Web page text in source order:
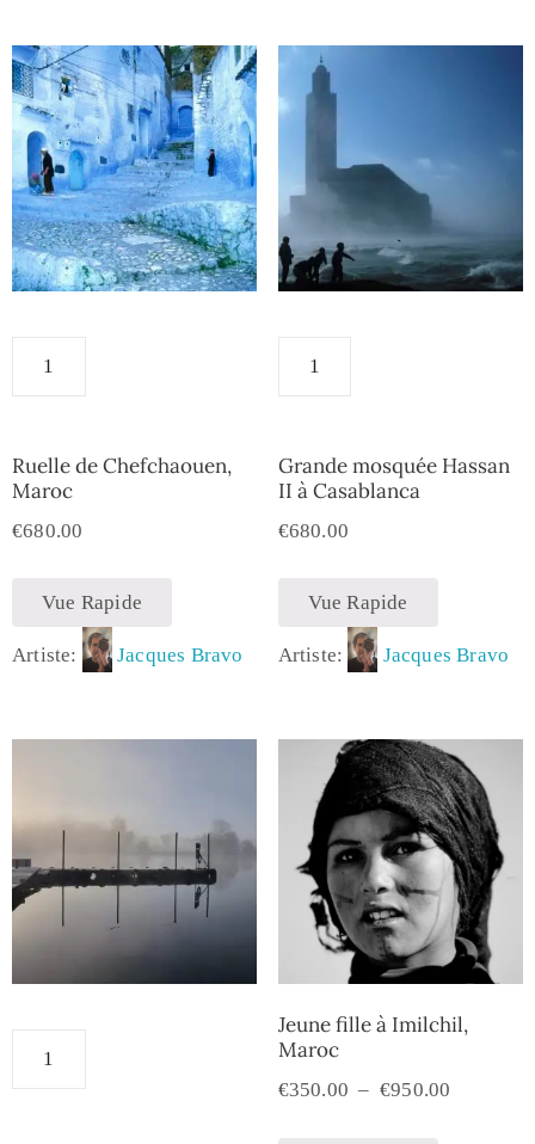
Ruelle de Chefchaouen,
Maroc
€680.00
Vue Rapide
Artiste: Jacques Bravo
Grande mosquée Hassan
II à Casablanca
€680.00
Vue Rapide
Artiste: Jacques Bravo
Jeune fille à Imilchil,
Maroc
€350.00 – €950.00